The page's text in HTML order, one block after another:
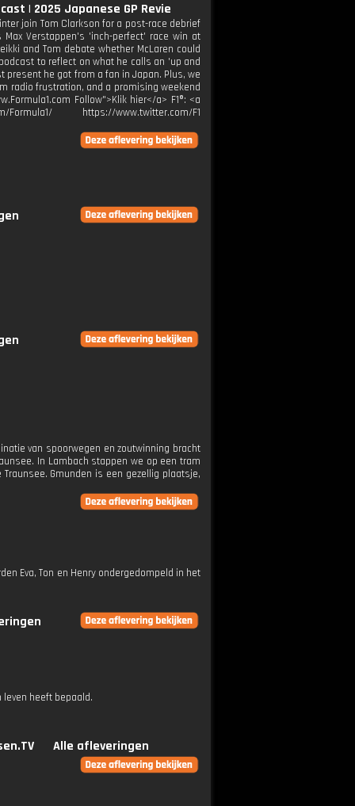
| 2025 Japanese GP Revie
join Tom Clarkson for a post-race debrief
Max Verstappen's 'inch-perfect' race win at
and Tom debate whether McLaren could
to reflect on what he calls an 'up and
present he got from a fan in Japan. Plus, we
radio frustration, and a promising weekend
Follow">Klik hier</a> F1®: <a
Formula1/ https://www.twitter.com/F1
van spoorwegen en zoutwinning bracht
In Lambach stappen we op een tram
Gmunden is een gezellig plaatsje,
Eva, Ton en Henry ondergedompeld in het
leven heeft bepaald.
Alle afleveringen